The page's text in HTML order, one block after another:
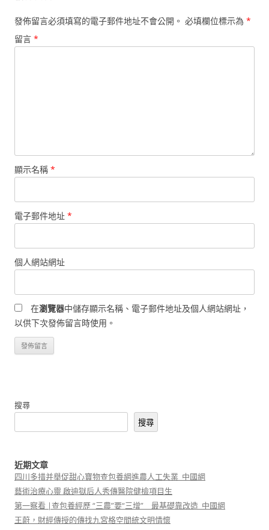
發佈留言必須填寫的電子郵件地址不會公開。 必填欄位標示為 *
留言 *
顯示名稱 *
電子郵件地址 *
個人網站網址
在瀏覽器中儲存顯示名稱、電子郵件地址及個人網站網址，
以供下次發佈留言時使用。
搜尋
搜尋
近期文章
四川多措并舉促甜心寶物查包養網進農人工失業_中國網
藝術治療心靈 啟迪獄后人秀傳醫院健檢項目生
第一察看 |查包養經歷 “三農”要“三增” 最基礎靠改造_中國網
王蔚，財經傳授的傳找九宮格空間統文明情懷